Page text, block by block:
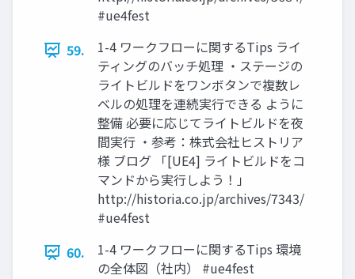
#ue4fest
59.
1-4 ワークフローに関するTips ライ
ティングのバッチ処理 ・ステージの
ライトビルドをワンボタンで複数レ
ベルの処理を連続実行できる ように
整備 必要に応じてライトビルドを夜
間実行 ・参考：株式会社ヒストリア
様 ブログ 「[UE4] ライトビルドをコ
マンドから実行しよう！」
http://historia.co.jp/archives/7343/
#ue4fest
60.
1-4 ワークフローに関するTips 環境
の全体図（社内） #ue4fest